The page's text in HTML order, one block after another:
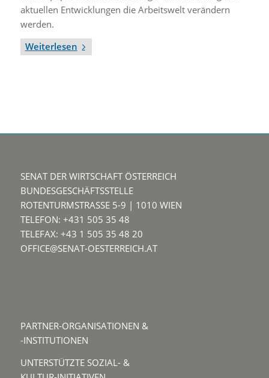
aktuellen Entwicklungen die Arbeitswelt verändern
werden.
Weiterlesen
SENAT DER WIRTSCHAFT ÖSTERREICH
BUNDESGESCHÄFTSSTELLE
ROTENTURMSTRASSE 5-9 | 1010 WIEN
TELEFON: +431 505 35 48
TELEFAX: +43 1 505 35 48 20
OFFICE@SENAT-OESTERREICH.AT
PARTNER-ORGANISATIONEN &
-INSTITUTIONEN
UNTERSTÜTZTE SOZIAL- &